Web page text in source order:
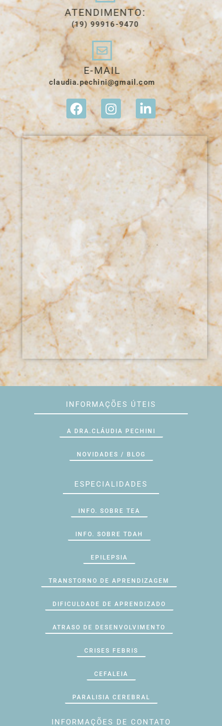
ATENDIMENTO:
(19) 99916-9470
E-MAIL
claudia.pechini@gmail.com
INFORMAÇÕES ÚTEIS
A DRA.CLÁUDIA PECHINI
NOVIDADES / BLOG
ESPECIALIDADES
INFO. SOBRE TEA
INFO. SOBRE TDAH
EPILEPSIA
TRANSTORNO DE APRENDIZAGEM
DIFICULDADE DE APRENDIZADO
ATRASO DE DESENVOLVIMENTO
CRISES FEBRIS
CEFALEIA
PARALISIA CEREBRAL
INFORMAÇÕES DE CONTATO